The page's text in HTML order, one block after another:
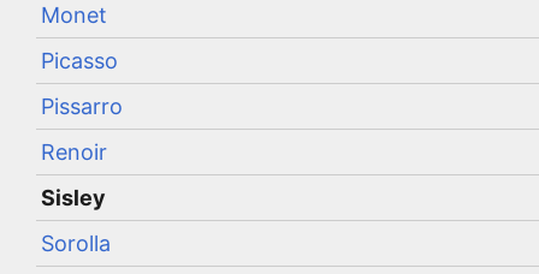
Monet
Picasso
Pissarro
Renoir
Sisley
Sorolla